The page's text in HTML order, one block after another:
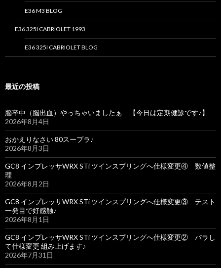
E36 M3 BLOG
E36 325I CABRIOLET 1993
E36 325I CABRIOLET BLOG
最近の投稿
脳卒中（脳出血）やっちゃいましたぁ 【今日は定期健診です♪】
2026年8月4日
おかえりなさい 80スープラ♪
2026年8月3日
GC8 インプレッサWRX STi ツインスプリングへ仕様変更④ 数値整
理
2026年8月2日
GC8 インプレッサWRX STi ツインスプリングへ仕様変更③ テスト
一発目で好感触♪
2026年8月1日
GC8 インプレッサWRX STi ツインスプリングへ仕様変更② バラし
て仕様変更 組み上げます♪
2026年7月31日